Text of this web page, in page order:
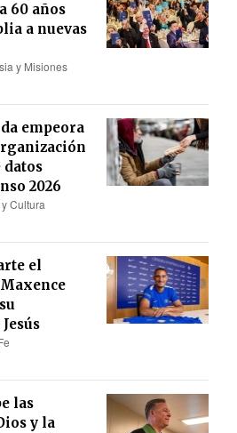
60 años
a nuevas
y Misiones
empeora
datos
2026
Cultura
el
las
y la